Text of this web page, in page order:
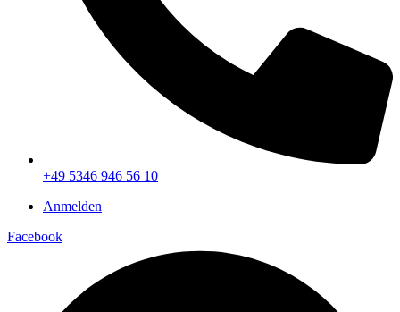
+49 5346 946 56 10
Anmelden
Facebook